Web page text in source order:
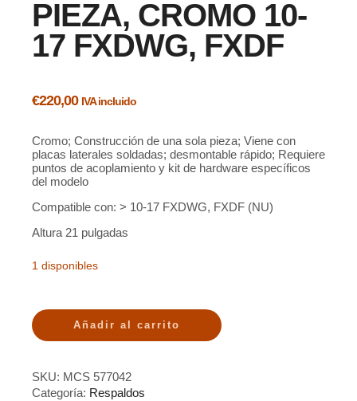
PIEZA, CROMO 10-
17 FXDWG, FXDF
€220,00 IVA incluido
Cromo; Construcción de una sola pieza; Viene con
placas laterales soldadas; desmontable rápido; Requiere
puntos de acoplamiento y kit de hardware específicos
del modelo
Compatible con: > 10-17 FXDWG, FXDF (NU)
Altura 21 pulgadas
1 disponibles
Añadir al carrito
SKU: MCS 577042
Categoría: Respaldos